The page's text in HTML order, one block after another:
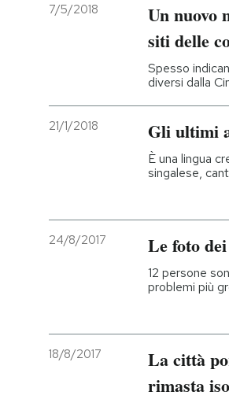
7/5/2018
Un nuovo
siti delle
Spesso
diversi dalla
21/1/2018 Gli ultimi
È una lingua
singalese,
24/8/2017 Le foto
12 persone
problemi più
18/8/2017
La città
rimasta